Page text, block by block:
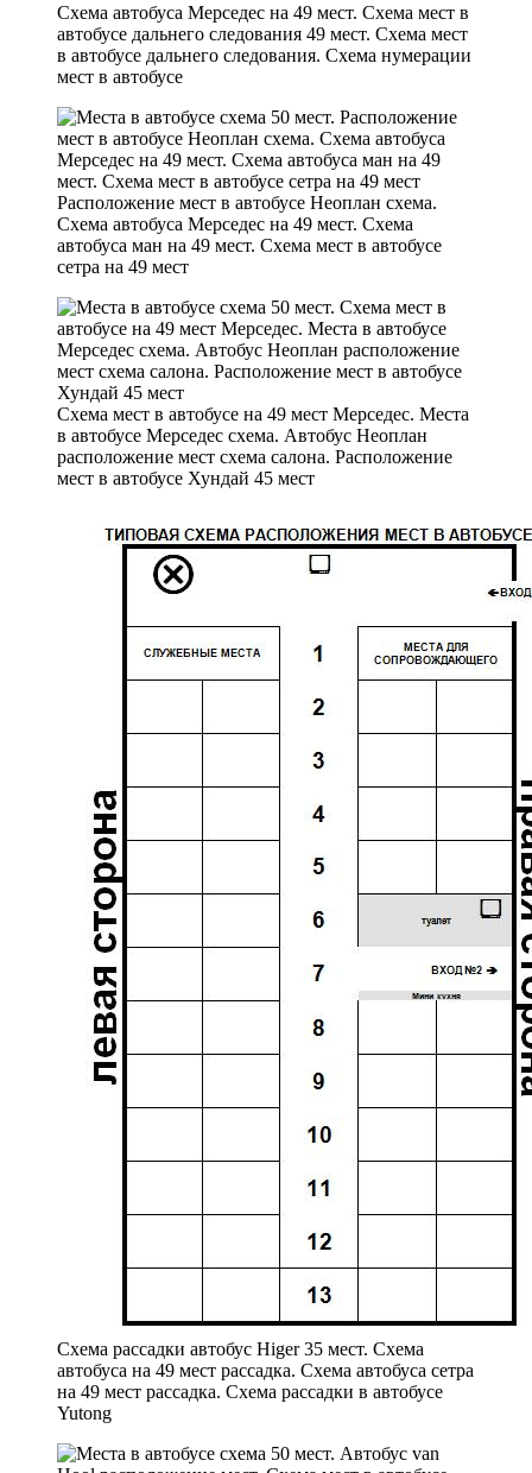
Схема автобуса Мерседес на 49 мест. Схема мест в
автобусе дальнего следования 49 мест. Схема мест
в автобусе дальнего следования. Схема нумерации
мест в автобусе
Расположение мест в автобусе Неоплан схема.
Схема автобуса Мерседес на 49 мест. Схема
автобуса ман на 49 мест. Схема мест в автобусе
сетра на 49 мест
Схема мест в автобусе на 49 мест Мерседес. Места
в автобусе Мерседес схема. Автобус Неоплан
расположение мест схема салона. Расположение
мест в автобусе Хундай 45 мест
Схема рассадки автобус Higer 35 мест. Схема
автобуса на 49 мест рассадка. Схема автобуса сетра
на 49 мест рассадка. Схема рассадки в автобусе
Yutong